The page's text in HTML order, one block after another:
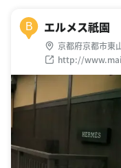
B エルメス祇園
京都府京都市東
http://